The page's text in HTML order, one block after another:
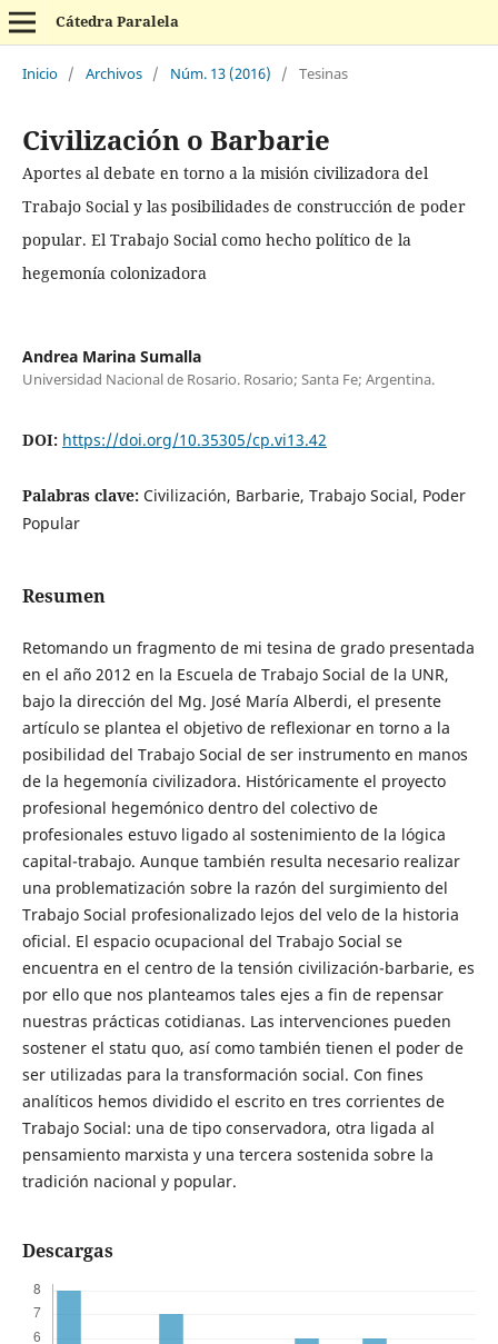
Cátedra Paralela
Inicio / Archivos / Núm. 13 (2016) / Tesinas
Civilización o Barbarie
Aportes al debate en torno a la misión civilizadora del
Trabajo Social y las posibilidades de construcción de poder
popular. El Trabajo Social como hecho político de la
hegemonía colonizadora
Andrea Marina Sumalla
Universidad Nacional de Rosario. Rosario; Santa Fe; Argentina.
DOI: https://doi.org/10.35305/cp.vi13.42
Palabras clave: Civilización, Barbarie, Trabajo Social, Poder
Popular
Resumen
Retomando un fragmento de mi tesina de grado presentada
en el año 2012 en la Escuela de Trabajo Social de la UNR,
bajo la dirección del Mg. José María Alberdi, el presente
artículo se plantea el objetivo de reflexionar en torno a la
posibilidad del Trabajo Social de ser instrumento en manos
de la hegemonía civilizadora. Históricamente el proyecto
profesional hegemónico dentro del colectivo de
profesionales estuvo ligado al sostenimiento de la lógica
capital-trabajo. Aunque también resulta necesario realizar
una problematización sobre la razón del surgimiento del
Trabajo Social profesionalizado lejos del velo de la historia
oficial. El espacio ocupacional del Trabajo Social se
encuentra en el centro de la tensión civilización-barbarie, es
por ello que nos planteamos tales ejes a fin de repensar
nuestras prácticas cotidianas. Las intervenciones pueden
sostener el statu quo, así como también tienen el poder de
ser utilizadas para la transformación social. Con fines
analíticos hemos dividido el escrito en tres corrientes de
Trabajo Social: una de tipo conservadora, otra ligada al
pensamiento marxista y una tercera sostenida sobre la
tradición nacional y popular.
Descargas